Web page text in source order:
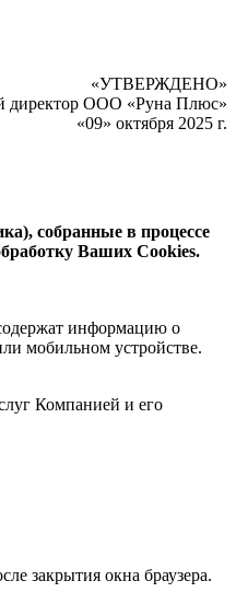
«УТВЕРЖДЕНО»
директор ООО «Руна Плюс»
«09» октября 2025 г.
собранные в процессе
Ваших Cookies.
информацию о
мобильном устройстве.
Компанией и его
закрытия окна браузера.